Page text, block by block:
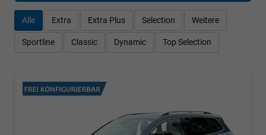
Alle Extra Extra Plus Selection Weitere
Sportline Classic Dynamic Top Selection